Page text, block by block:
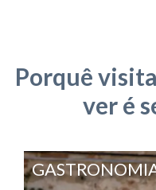
Porquê
ver é